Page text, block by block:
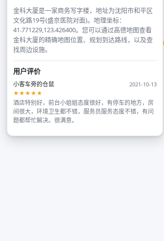
金科大厦是一家商务写字楼，地址为沈阳市和平区
文化路19号(盛京医院对面)。地理坐标：
41.771229,123.426400。您可以通过高德地图查看
金科大厦的精确地图位置、规划到达路线，以及查
找周边设施。
用户评价
小客车旁的仓鼠
2021-10-13
★★★★★
酒店特别好，前台小姐姐态度很好，有停车的地方，房
间很大，环境卫生都不错，服务员服务态度不错，有问
题都帮忙解决。很满意。